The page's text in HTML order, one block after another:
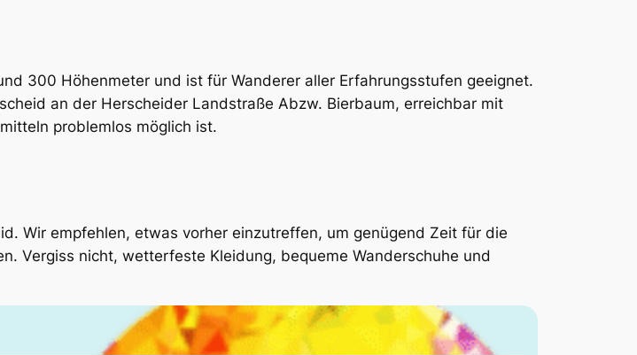
300 Höhenmeter und ist für Wanderer aller Erfahrungsstufen geeignet.
an der Herscheider Landstraße Abzw. Bierbaum, erreichbar mit
problemlos möglich ist.
Wir empfehlen, etwas vorher einzutreffen, um genügend Zeit für die
Vergiss nicht, wetterfeste Kleidung, bequeme Wanderschuhe und